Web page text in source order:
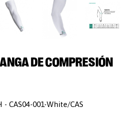
DE COMPRESIÓN
- CAS04-001-White/CAS